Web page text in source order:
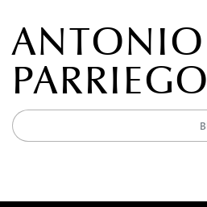
ANTONIO
PARRIEGO